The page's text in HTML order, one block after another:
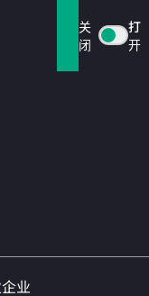
关
闭
打
开
业